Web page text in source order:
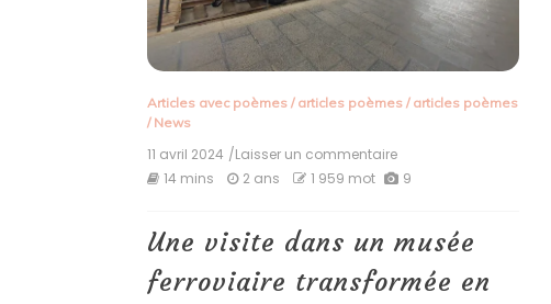
Articles avec poèmes / articles poèmes / articles poèmes
/ News
11 avril 2024 /Laisser un commentaire
Une
musée
ferroviaire
transformée
14 mins 2 ans 1 959 mot 9
Une visite dans un musée
ferroviaire transformée en